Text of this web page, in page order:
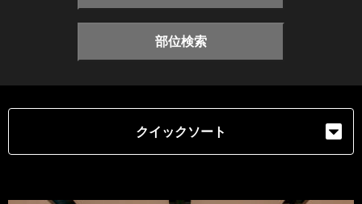
部位検索
クイックソート